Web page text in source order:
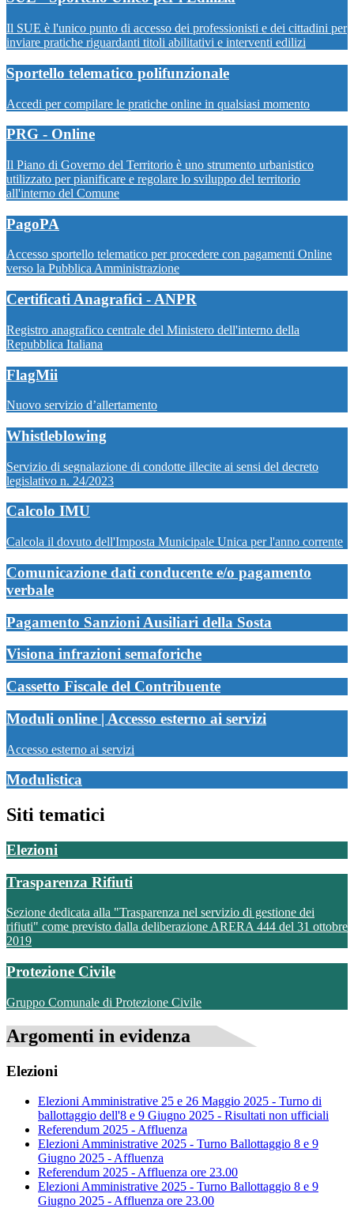
Il SUE è l'unico punto di accesso dei professionisti e dei cittadini per
inviare pratiche riguardanti titoli abilitativi e interventi edilizi
Sportello telematico polifunzionale
Accedi per compilare le pratiche online in qualsiasi momento
PRG - Online
Il Piano di Governo del Territorio è uno strumento urbanistico
utilizzato per pianificare e regolare lo sviluppo del territorio
all'interno del Comune
PagoPA
Accesso sportello telematico per procedere con pagamenti Online
verso la Pubblica Amministrazione
Certificati Anagrafici - ANPR
Registro anagrafico centrale del Ministero dell'interno della
Repubblica Italiana
FlagMii
Nuovo servizio d’allertamento
Whistleblowing
Servizio di segnalazione di condotte illecite ai sensi del decreto
legislativo n. 24/2023
Calcolo IMU
Calcola il dovuto dell'Imposta Municipale Unica per l'anno corrente
Comunicazione dati conducente e/o pagamento
verbale
Pagamento Sanzioni Ausiliari della Sosta
Visiona infrazioni semaforiche
Cassetto Fiscale del Contribuente
Moduli online | Accesso esterno ai servizi
Accesso esterno ai servizi
Modulistica
Siti tematici
Elezioni
Trasparenza Rifiuti
Sezione dedicata alla "Trasparenza nel servizio di gestione dei
rifiuti" come previsto dalla deliberazione ARERA 444 del 31 ottobre
2019
Protezione Civile
Gruppo Comunale di Protezione Civile
Argomenti in evidenza
Elezioni
Elezioni Amministrative 25 e 26 Maggio 2025 - Turno di
ballottaggio dell'8 e 9 Giugno 2025 - Risultati non ufficiali
Referendum 2025 - Affluenza
Elezioni Amministrative 2025 - Turno Ballottaggio 8 e 9
Giugno 2025 - Affluenza
Referendum 2025 - Affluenza ore 23.00
Elezioni Amministrative 2025 - Turno Ballottaggio 8 e 9
Giugno 2025 - Affluenza ore 23.00